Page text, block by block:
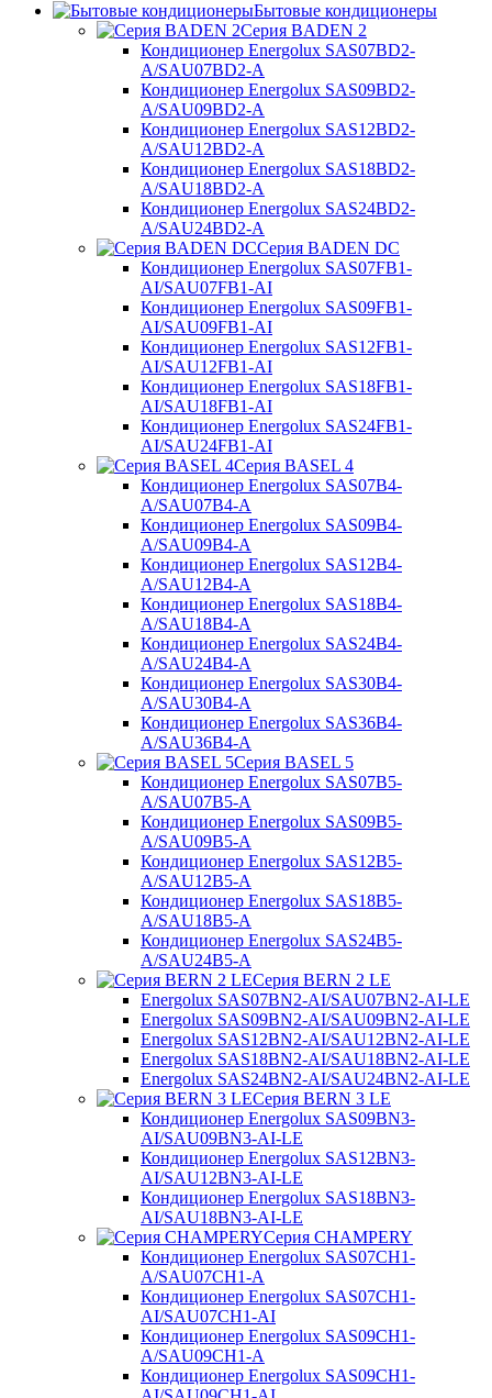
Бытовые кондиционеры
Серия BADEN 2
Кондиционер Energolux SAS07BD2-
A/SAU07BD2-A
Кондиционер Energolux SAS09BD2-
A/SAU09BD2-A
Кондиционер Energolux SAS12BD2-
A/SAU12BD2-A
Кондиционер Energolux SAS18BD2-
A/SAU18BD2-A
Кондиционер Energolux SAS24BD2-
A/SAU24BD2-A
Серия BADEN DC
Кондиционер Energolux SAS07FB1-
AI/SAU07FB1-AI
Кондиционер Energolux SAS09FB1-
AI/SAU09FB1-AI
Кондиционер Energolux SAS12FB1-
AI/SAU12FB1-AI
Кондиционер Energolux SAS18FB1-
AI/SAU18FB1-AI
Кондиционер Energolux SAS24FB1-
AI/SAU24FB1-AI
Серия BASEL 4
Кондиционер Energolux SAS07B4-
A/SAU07B4-A
Кондиционер Energolux SAS09B4-
A/SAU09B4-A
Кондиционер Energolux SAS12B4-
A/SAU12B4-A
Кондиционер Energolux SAS18B4-
A/SAU18B4-A
Кондиционер Energolux SAS24B4-
A/SAU24B4-A
Кондиционер Energolux SAS30B4-
A/SAU30B4-A
Кондиционер Energolux SAS36B4-
A/SAU36B4-A
Серия BASEL 5
Кондиционер Energolux SAS07B5-
A/SAU07B5-A
Кондиционер Energolux SAS09B5-
A/SAU09B5-A
Кондиционер Energolux SAS12B5-
A/SAU12B5-A
Кондиционер Energolux SAS18B5-
A/SAU18B5-A
Кондиционер Energolux SAS24B5-
A/SAU24B5-A
Серия BERN 2 LE
Energolux SAS07BN2-AI/SAU07BN2-AI-LE
Energolux SAS09BN2-AI/SAU09BN2-AI-LE
Energolux SAS12BN2-AI/SAU12BN2-AI-LE
Energolux SAS18BN2-AI/SAU18BN2-AI-LE
Energolux SAS24BN2-AI/SAU24BN2-AI-LE
Серия BERN 3 LE
Кондиционер Energolux SAS09BN3-
AI/SAU09BN3-AI-LE
Кондиционер Energolux SAS12BN3-
AI/SAU12BN3-AI-LE
Кондиционер Energolux SAS18BN3-
AI/SAU18BN3-AI-LE
Серия CHAMPERY
Кондиционер Energolux SAS07CH1-
A/SAU07CH1-A
Кондиционер Energolux SAS07CH1-
AI/SAU07CH1-AI
Кондиционер Energolux SAS09CH1-
A/SAU09CH1-A
Кондиционер Energolux SAS09CH1-